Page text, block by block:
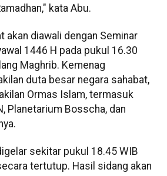
kata Abu.
akan diawali dengan Seminar
1446 H pada pukul 16.30
Maghrib. Kemenag
duta besar negara sahabat,
Ormas Islam, termasuk
Planetarium Bosscha, dan
sekitar pukul 18.45 WIB
tertutup. Hasil sidang akan